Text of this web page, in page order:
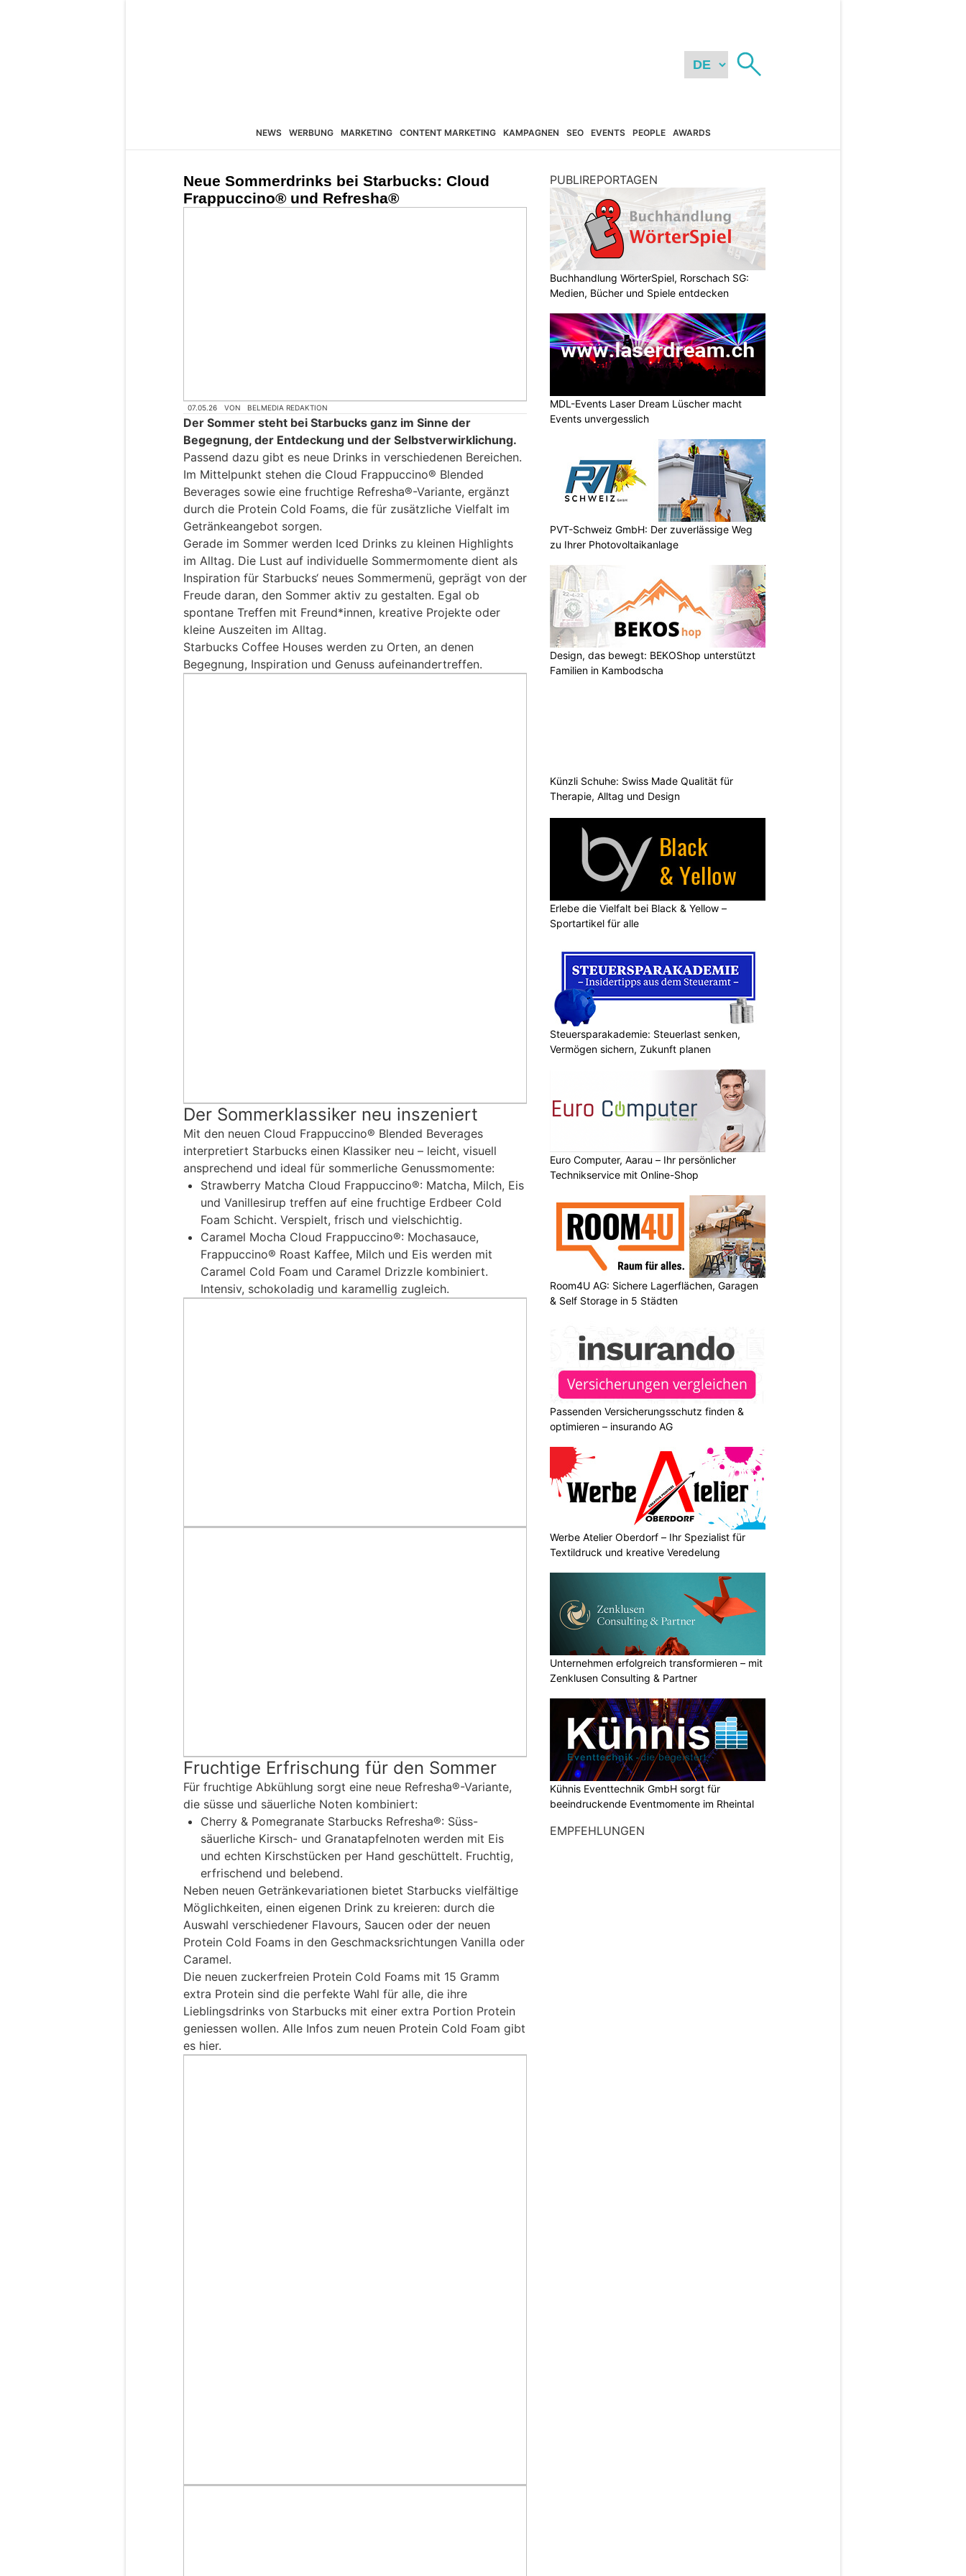
NEWS WERBUNG MARKETING CONTENT MARKETING KAMPAGNEN SEO EVENTS PEOPLE AWARDS
Neue Sommerdrinks bei Starbucks: Cloud
Frappuccino® und Refresha®
07.05.26 VON BELMEDIA REDAKTION
Der Sommer steht bei Starbucks ganz im Sinne der
Begegnung, der Entdeckung und der Selbstverwirklichung.
Passend dazu gibt es neue Drinks in verschiedenen Bereichen.
Im Mittelpunkt stehen die Cloud Frappuccino® Blended
Beverages sowie eine fruchtige Refresha®-Variante, ergänzt
durch die Protein Cold Foams, die für zusätzliche Vielfalt im
Getränkeangebot sorgen.
Gerade im Sommer werden Iced Drinks zu kleinen Highlights
im Alltag. Die Lust auf individuelle Sommermomente dient als
Inspiration für Starbucks‘ neues Sommermenü, geprägt von der
Freude daran, den Sommer aktiv zu gestalten. Egal ob
spontane Treffen mit Freund*innen, kreative Projekte oder
kleine Auszeiten im Alltag.
Starbucks Coffee Houses werden zu Orten, an denen
Begegnung, Inspiration und Genuss aufeinandertreffen.
Der Sommerklassiker neu inszeniert
Mit den neuen Cloud Frappuccino® Blended Beverages
interpretiert Starbucks einen Klassiker neu – leicht, visuell
ansprechend und ideal für sommerliche Genussmomente:
Strawberry Matcha Cloud Frappuccino®: Matcha, Milch, Eis
und Vanillesirup treffen auf eine fruchtige Erdbeer Cold
Foam Schicht. Verspielt, frisch und vielschichtig.
Caramel Mocha Cloud Frappuccino®: Mochasauce,
Frappuccino® Roast Kaffee, Milch und Eis werden mit
Caramel Cold Foam und Caramel Drizzle kombiniert.
Intensiv, schokoladig und karamellig zugleich.
Fruchtige Erfrischung für den Sommer
Für fruchtige Abkühlung sorgt eine neue Refresha®-Variante,
die süsse und säuerliche Noten kombiniert:
Cherry & Pomegranate Starbucks Refresha®: Süss-
säuerliche Kirsch- und Granatapfelnoten werden mit Eis
und echten Kirschstücken per Hand geschüttelt. Fruchtig,
erfrischend und belebend.
Neben neuen Getränkevariationen bietet Starbucks vielfältige
Möglichkeiten, einen eigenen Drink zu kreieren: durch die
Auswahl verschiedener Flavours, Saucen oder der neuen
Protein Cold Foams in den Geschmacksrichtungen Vanilla oder
Caramel.
Die neuen zuckerfreien Protein Cold Foams mit 15 Gramm
extra Protein sind die perfekte Wahl für alle, die ihre
Lieblingsdrinks von Starbucks mit einer extra Portion Protein
geniessen wollen. Alle Infos zum neuen Protein Cold Foam gibt
es hier.
PUBLIREPORTAGEN
Buchhandlung WörterSpiel, Rorschach SG:
Medien, Bücher und Spiele entdecken
MDL-Events Laser Dream Lüscher macht
Events unvergesslich
PVT-Schweiz GmbH: Der zuverlässige Weg
zu Ihrer Photovoltaikanlage
Design, das bewegt: BEKOShop unterstützt
Familien in Kambodscha
Künzli Schuhe: Swiss Made Qualität für
Therapie, Alltag und Design
Erlebe die Vielfalt bei Black & Yellow –
Sportartikel für alle
Steuersparakademie: Steuerlast senken,
Vermögen sichern, Zukunft planen
Euro Computer, Aarau – Ihr persönlicher
Technikservice mit Online-Shop
Room4U AG: Sichere Lagerflächen, Garagen
& Self Storage in 5 Städten
Passenden Versicherungsschutz finden &
optimieren – insurando AG
Werbe Atelier Oberdorf – Ihr Spezialist für
Textildruck und kreative Veredelung
Unternehmen erfolgreich transformieren – mit
Zenklusen Consulting & Partner
Kühnis Eventtechnik GmbH sorgt für
beeindruckende Eventmomente im Rheintal
EMPFEHLUNGEN